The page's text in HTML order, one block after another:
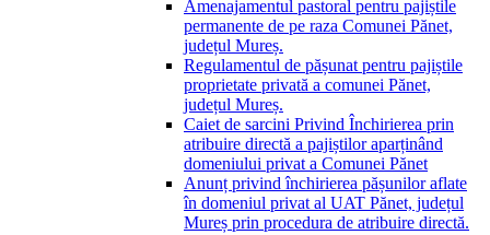
Amenajamentul pastoral pentru pajiștile
permanente de pe raza Comunei Pănet,
județul Mureș.
Regulamentul de pășunat pentru pajiștile
proprietate privată a comunei Pănet,
județul Mureș.
Caiet de sarcini Privind Închirierea prin
atribuire directă a pajiștilor aparținând
domeniului privat a Comunei Pănet
Anunț privind închirierea pășunilor aflate
în domeniul privat al UAT Pănet, județul
Mureș prin procedura de atribuire directă.